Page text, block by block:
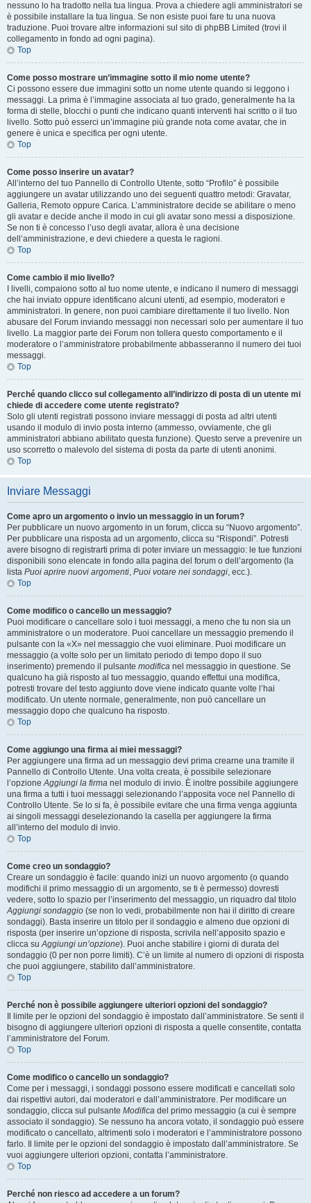
nessuno lo ha tradotto nella tua lingua. Prova a chiedere agli amministratori se
è possibile installare la tua lingua. Se non esiste puoi fare tu una nuova
traduzione. Puoi trovare altre informazioni sul sito di phpBB Limited (trovi il
collegamento in fondo ad ogni pagina).
Top
Come posso mostrare un’immagine sotto il mio nome utente?
Ci possono essere due immagini sotto un nome utente quando si leggono i
messaggi. La prima è l’immagine associata al tuo grado, generalmente ha la
forma di stelle, blocchi o punti che indicano quanti interventi hai scritto o il tuo
livello. Sotto può esserci un’immagine più grande nota come avatar, che in
genere è unica e specifica per ogni utente.
Top
Come posso inserire un avatar?
All’interno del tuo Pannello di Controllo Utente, sotto “Profilo” è possibile
aggiungere un avatar utilizzando uno dei seguenti quattro metodi: Gravatar,
Galleria, Remoto oppure Carica. L’amministratore decide se abilitare o meno
gli avatar e decide anche il modo in cui gli avatar sono messi a disposizione.
Se non ti è concesso l’uso degli avatar, allora è una decisione
dell’amministrazione, e devi chiedere a questa le ragioni.
Top
Come cambio il mio livello?
I livelli, compaiono sotto al tuo nome utente, e indicano il numero di messaggi
che hai inviato oppure identificano alcuni utenti, ad esempio, moderatori e
amministratori. In genere, non puoi cambiare direttamente il tuo livello. Non
abusare del Forum inviando messaggi non necessari solo per aumentare il tuo
livello. La maggior parte dei Forum non tollera questo comportamento e il
moderatore o l’amministratore probabilmente abbasseranno il numero dei tuoi
messaggi.
Top
Perché quando clicco sul collegamento all’indirizzo di posta di un utente mi
chiede di accedere come utente registrato?
Solo gli utenti registrati possono inviare messaggi di posta ad altri utenti
usando il modulo di invio posta interno (ammesso, ovviamente, che gli
amministratori abbiano abilitato questa funzione). Questo serve a prevenire un
uso scorretto o malevolo del sistema di posta da parte di utenti anonimi.
Top
Inviare Messaggi
Come apro un argomento o invio un messaggio in un forum?
Per pubblicare un nuovo argomento in un forum, clicca su “Nuovo argomento”.
Per pubblicare una risposta ad un argomento, clicca su “Rispondi”. Potresti
avere bisogno di registrarti prima di poter inviare un messaggio: le tue funzioni
disponibili sono elencate in fondo alla pagina del forum o dell’argomento (la
lista Puoi aprire nuovi argomenti, Puoi votare nei sondaggi, ecc.).
Top
Come modifico o cancello un messaggio?
Puoi modificare o cancellare solo i tuoi messaggi, a meno che tu non sia un
amministratore o un moderatore. Puoi cancellare un messaggio premendo il
pulsante con la «X» nel messaggio che vuoi eliminare. Puoi modificare un
messaggio (a volte solo per un limitato periodo di tempo dopo il suo
inserimento) premendo il pulsante modifica nel messaggio in questione. Se
qualcuno ha già risposto al tuo messaggio, quando effettui una modifica,
potresti trovare del testo aggiunto dove viene indicato quante volte l’hai
modificato. Un utente normale, generalmente, non può cancellare un
messaggio dopo che qualcuno ha risposto.
Top
Come aggiungo una firma ai miei messaggi?
Per aggiungere una firma ad un messaggio devi prima crearne una tramite il
Pannello di Controllo Utente. Una volta creata, è possibile selezionare
l’opzioneAggiungi la firma nel modulo di invio. È inoltre possibile aggiungere
una firma a tutti i tuoi messaggi selezionando l’apposita voce nel Pannello di
Controllo Utente. Se lo si fa, è possibile evitare che una firma venga aggiunta
ai singoli messaggi deselezionando la casella per aggiungere la firma
all’interno del modulo di invio.
Top
Come creo un sondaggio?
Creare un sondaggio è facile: quando inizi un nuovo argomento (o quando
modifichi il primo messaggio di un argomento, se ti è permesso) dovresti
vedere, sotto lo spazio per l’inserimento del messaggio, un riquadro dal titolo
Aggiungi sondaggio (se non lo vedi, probabilmente non hai il diritto di creare
sondaggi). Basta inserire un titolo per il sondaggio e almeno due opzioni di
risposta (per inserire un’opzione di risposta, scrivila nell’apposito spazio e
clicca suAggiungi un’opzione). Puoi anche stabilire i giorni di durata del
sondaggio (0 per non porre limiti). C’è un limite al numero di opzioni di risposta
che puoi aggiungere, stabilito dall’amministratore.
Top
Perché non è possibile aggiungere ulteriori opzioni del sondaggio?
Il limite per le opzioni del sondaggio è impostato dall’amministratore. Se senti il
bisogno di aggiungere ulteriori opzioni di risposta a quelle consentite, contatta
l’amministratore del Forum.
Top
Come modifico o cancello un sondaggio?
Come per i messaggi, i sondaggi possono essere modificati e cancellati solo
dai rispettivi autori, dai moderatori e dall’amministratore. Per modificare un
sondaggio, clicca sul pulsante Modifica del primo messaggio (a cui è sempre
associato il sondaggio). Se nessuno ha ancora votato, il sondaggio può essere
modificato o cancellato, altrimenti solo i moderatori e l’amministratore possono
farlo. Il limite per le opzioni del sondaggio è impostato dall’amministratore. Se
vuoi aggiungere ulteriori opzioni, contatta l’amministratore.
Top
Perché non riesco ad accedere a un forum?